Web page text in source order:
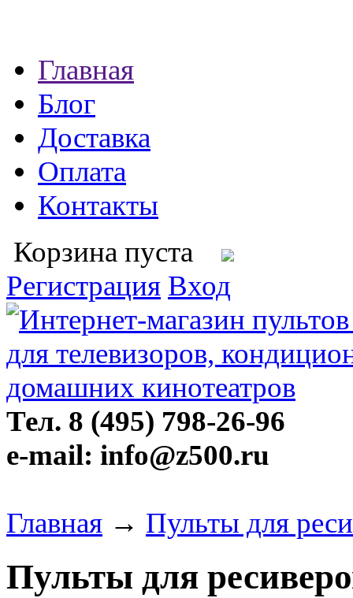
Главная
Блог
Доставка
Оплата
Контакты
Корзина пуста
Регистрация Вход
Тел. 8 (495) 798-26-96
e-mail: info@z500.ru
Главная → Пульты для
Пульты для